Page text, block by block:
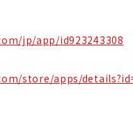
jp/app/id923243308
store/apps/